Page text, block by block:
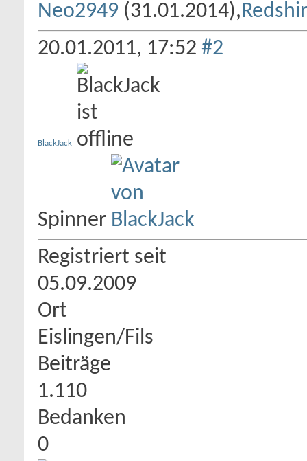
Neo2949 (31.01.2014),
20.01.2011, 17:52 #2
BlackJack
Spinner
Registriert seit
05.09.2009
Ort
Eislingen/Fils
Beiträge
1.110
Bedanken
0